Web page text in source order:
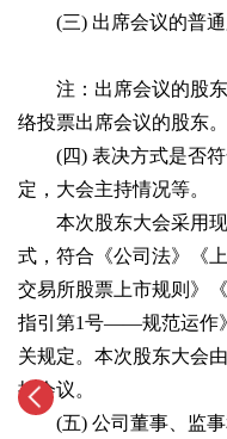
(三) 出席会议的普通
注：出席会议的股东
络投票出席会议的股东。
(四) 表决方式是否符
定，大会主持情况等。
本次股东大会采用现
式，符合《公司法》《
交易所股票上市规则》
指引第1号——规范运作
关规定。本次股东大会
持会议。
(五) 公司董事、监事